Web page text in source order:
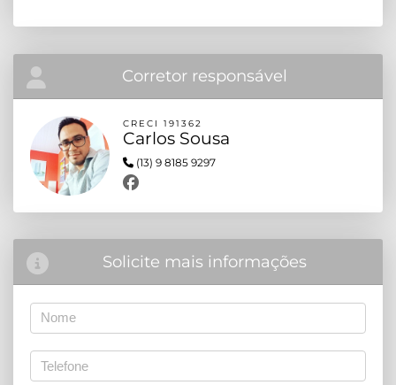
Corretor responsável
CRECI 191362
Carlos Sousa
(13) 9 8185 9297
Solicite mais informações